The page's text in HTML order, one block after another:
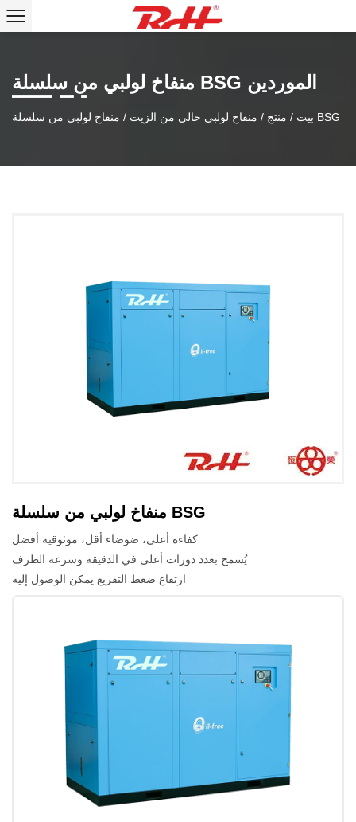
منفاخ لولبي من سلسلة BSG الموردين
بيت / منتج / منفاخ لولبي خالي من الزيت / منفاخ لولبي من سلسلة BSG
منفاخ لولبي من سلسلة BSG
كفاءة أعلى، ضوضاء أقل، موثوقية أفضل
يُسمح بعدد دورات أعلى في الدقيقة وسرعة الطرف
ارتفاع ضغط التفريغ يمكن الوصول إليه